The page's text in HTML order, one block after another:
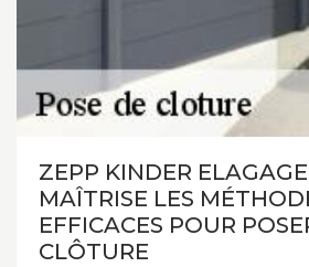
ZEPP KINDER ELAGAGE
MAÎTRISE LES
EFFICACES POUR
CLÔTURE